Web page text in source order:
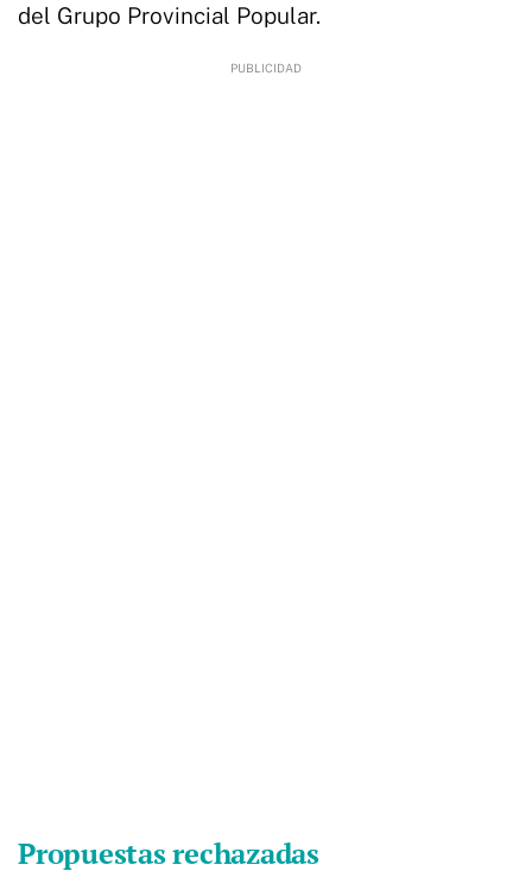
del Grupo Provincial Popular.
Propuestas rechazadas